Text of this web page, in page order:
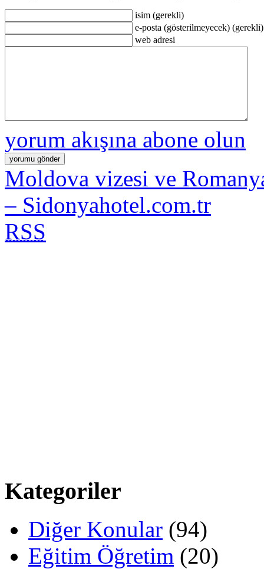
isim (gerekli)
e-posta (gösterilmeyecek) (gerekli)
web adresi
yorum akışına abone olun
Moldova vizesi ve
– Sidonyahotel.com.tr
RSS
Kategoriler
Diğer Konular (94)
Eğitim Öğretim (20)